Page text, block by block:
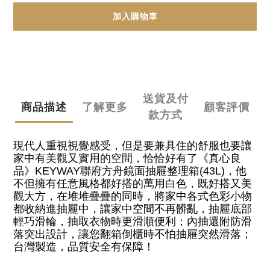
加入購物車
商品描述 了解更多
送貨及付
款方式
顧客評價
現代人重視視覺感受，但是要兼具住的舒服也要讓
家中有美觀又實用的空間，恰恰好有了 《真心良
品》 KEYWAY聯府方舟鏡面抽屜整理箱(43L) ，他
不但擁有任意風格都好搭的萬用白色，既好搭又美
觀大方，在堆堆疊疊的同時，將家中各式色彩小物
都收納進抽屜中，讓家中空間不再髒亂，抽屜底部
輕巧滑輪，抽取衣物時更滑順便利；內抽還附防滑
落突出設計，讓您翻箱倒櫃時不怕抽屜突然滑落；
台灣製造，品質安全有保障！